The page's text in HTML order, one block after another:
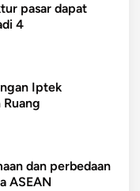
pasar dapat
4
Iptek
Ruang
dan perbedaan
ASEAN